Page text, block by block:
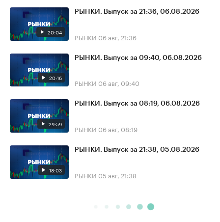
20:04
РЫНКИ. Выпуск за 21:36, 06.08.2026
РЫНКИ 06 авг, 21:36
20:16
РЫНКИ. Выпуск за 09:40, 06.08.2026
РЫНКИ 06 авг, 09:40
29:59
РЫНКИ. Выпуск за 08:19, 06.08.2026
РЫНКИ 06 авг, 08:19
18:03
РЫНКИ. Выпуск за 21:38, 05.08.2026
РЫНКИ 05 авг, 21:38